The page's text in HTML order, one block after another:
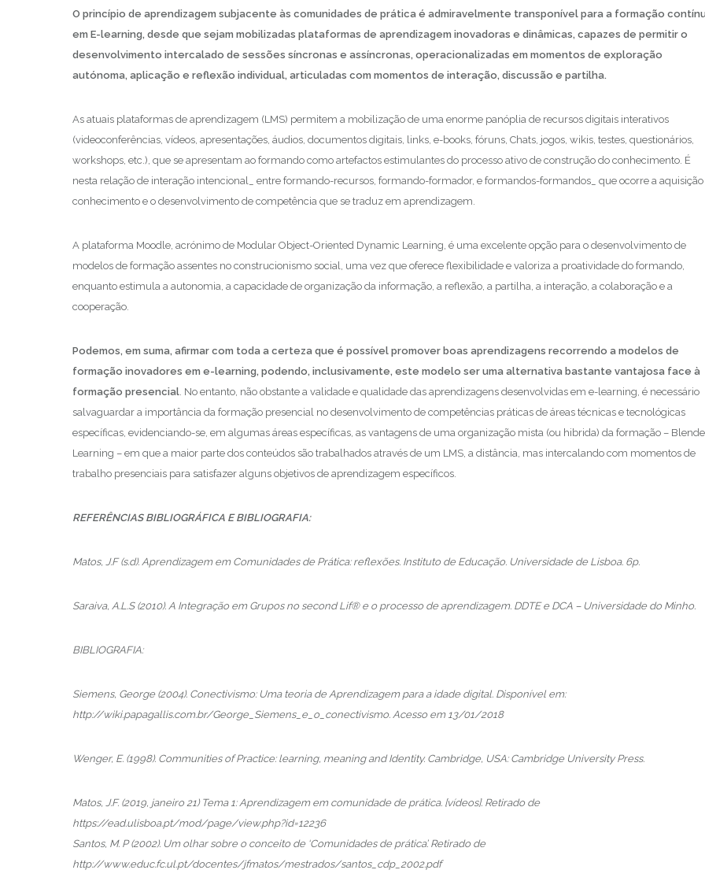
O princípio de aprendizagem subjacente às comunidades de prática é admiravelmente transponível para a formação
em E-learning, desde que sejam mobilizadas plataformas de aprendizagem inovadoras e dinâmicas, capazes de permitir o
desenvolvimento intercalado de sessões síncronas e assíncronas, operacionalizadas em momentos de exploração
autónoma, aplicação e reflexão individual, articuladas com momentos de interação, discussão e partilha.
As atuais plataformas de aprendizagem (LMS) permitem a mobilização de uma enorme panóplia de recursos digitais interativos
(videoconferências, vídeos, apresentações, áudios, documentos digitais, links, e-books, fóruns, Chats, jogos, wikis, testes, questionários,
workshops, etc.), que se apresentam ao formando como artefactos estimulantes do processo ativo de construção do conhecimento. É
nesta relação de interação intencional_ entre formando-recursos, formando-formador, e formandos-formandos_ que ocorre a aquisição
conhecimento e o desenvolvimento de competência que se traduz em aprendizagem.
A plataforma Moodle, acrónimo de Modular Object-Oriented Dynamic Learning, é uma excelente opção para o desenvolvimento de
modelos de formação assentes no construcionismo social, uma vez que oferece flexibilidade e valoriza a proatividade do formando,
enquanto estimula a autonomia, a capacidade de organização da informação, a reflexão, a partilha, a interação, a colaboração e a
cooperação.
Podemos, em suma, afirmar com toda a certeza que é possível promover boas aprendizagens recorrendo a modelos de
formação inovadores em e-learning, podendo, inclusivamente, este modelo ser uma alternativa bastante vantajosa face à
formação presencial. No entanto, não obstante a validade e qualidade das aprendizagens desenvolvidas em e-learning, é necessário
salvaguardar a importância da formação presencial no desenvolvimento de competências práticas de áreas técnicas e tecnológicas
específicas, evidenciando-se, em algumas áreas específicas, as vantagens de uma organização mista (ou hibrida) da formação –
Learning – em que a maior parte dos conteúdos são trabalhados através de um LMS, a distância, mas intercalando com momentos de
trabalho presenciais para satisfazer alguns objetivos de aprendizagem específicos.
REFERÊNCIAS BIBLIOGRÁFICA E BIBLIOGRAFIA:
Matos, J.F (s.d). Aprendizagem em Comunidades de Prática: reflexões. Instituto de Educação. Universidade de Lisboa. 6p.
Saraiva, A.L.S (2010). A Integração em Grupos no second Lif® e o processo de aprendizagem. DDTE e DCA – Universidade do Minho.
BIBLIOGRAFIA:
Siemens, George (2004). Conectivismo: Uma teoria de Aprendizagem para a idade digital. Disponível em:
http://wiki.papagallis.com.br/George_Siemens_e_o_conectivismo. Acesso em 13/01/2018
Wenger, E. (1998). Communities of Practice: learning, meaning and Identity. Cambridge, USA: Cambridge University Press.
Matos, J.F. (2019, janeiro 21) Tema 1: Aprendizagem em comunidade de prática. [vídeos]. Retirado de
https://ead.ulisboa.pt/mod/page/view.php?id=12236
Santos, M. P (2002). Um olhar sobre o conceito de ‘Comunidades de prática’. Retirado de
http://www.educ.fc.ul.pt/docentes/jfmatos/mestrados/santos_cdp_2002.pdf